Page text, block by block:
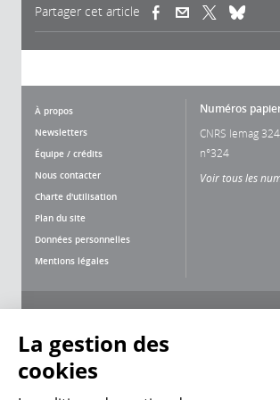
Partager cet article (link is external)
(link is
À propos
Newsletters
Équipe / crédits
Nous contacter
Charte d'utilisation
Plan du site
Données personnelles
Mentions légales
Numéros
CNRS lemag 324
n°324
Voir tous les
La gestion des
cookies